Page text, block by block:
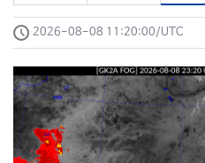
2026-08-08 11:20:00/UTC